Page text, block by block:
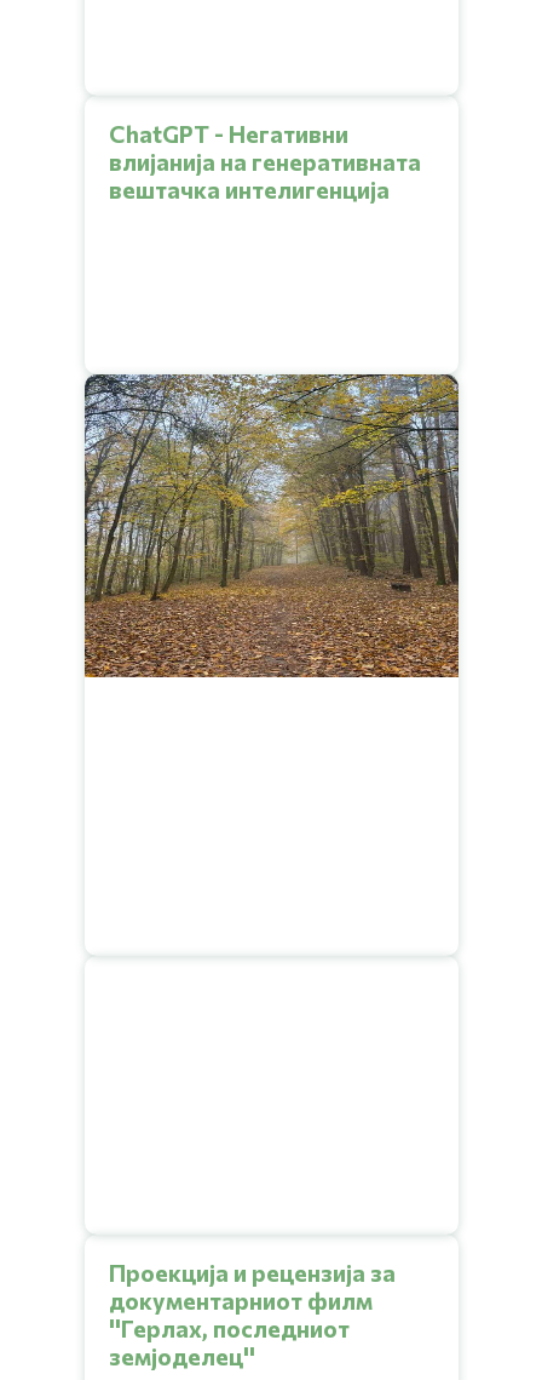
ChatGPT - Негативни
влијанија на генеративната
вештачка интелигенција
Проекција и рецензија за
документарниот филм
''Герлах, последниот
земјоделец''